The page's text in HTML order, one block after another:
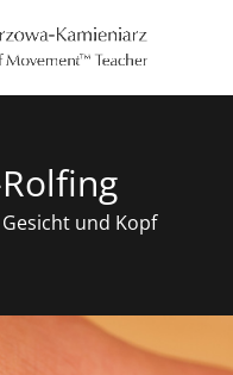
und Kopf